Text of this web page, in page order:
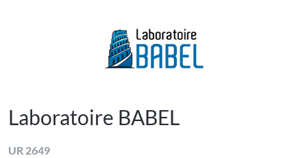
Laboratoire BABEL
UR 2649